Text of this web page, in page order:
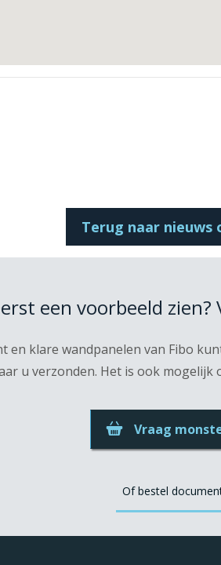
Terug naar nieuws
een voorbeeld
en klare wandpanelen van Fibo
u verzonden. Het is ook mogelijk
Vraag
Of bestel